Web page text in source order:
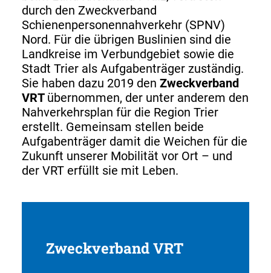
durch den Zweckverband
Schienenpersonennahverkehr (SPNV)
Nord. Für die übrigen Buslinien sind die
Landkreise im Verbundgebiet sowie die
Stadt Trier als Aufgabenträger zuständig.
Sie haben dazu 2019 den Zweckverband
VRT übernommen, der unter anderem den
Nahverkehrsplan für die Region Trier
erstellt. Gemeinsam stellen beide
Aufgabenträger damit die Weichen für die
Zukunft unserer Mobilität vor Ort – und
der VRT erfüllt sie mit Leben.
Zweckverband VRT